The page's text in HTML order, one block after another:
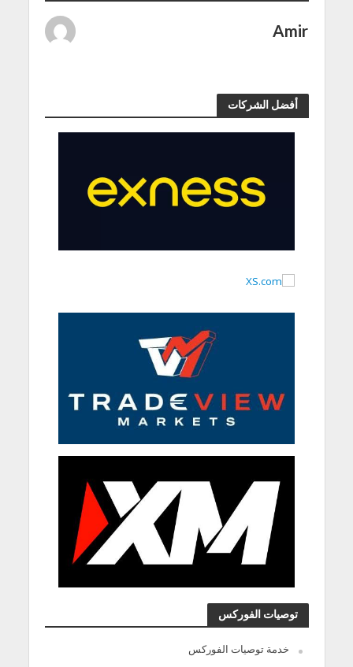
Amir
أفضل الشركات
توصيات الفوركس
خدمة توصيات الفوركس